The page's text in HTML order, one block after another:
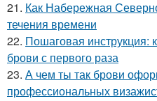
21. Как Набережная
течения времени
22. Пошаговая инструкция:
брови с первого раза
23. А чем ты так брови
профессиональных